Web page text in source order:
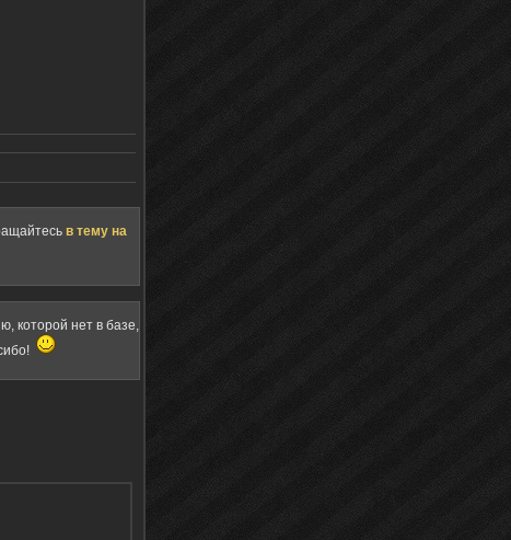
в тему на
которой нет в базе,